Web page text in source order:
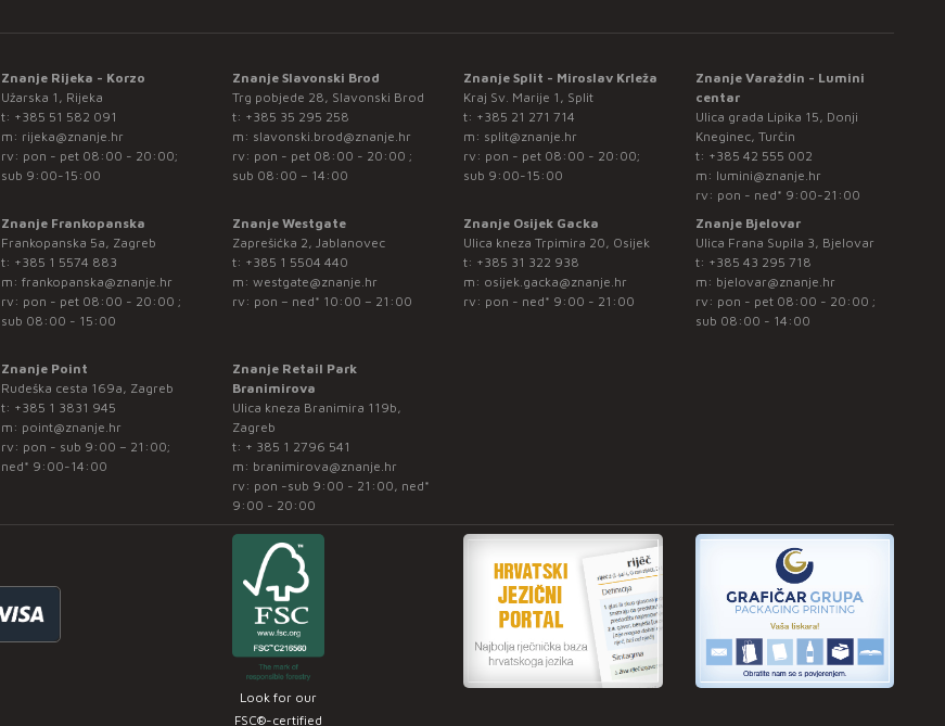
Znanje Rijeka - Korzo
Užarska 1, Rijeka
t: +385 51 582 091
m: rijeka@znanje.hr
rv: pon - pet 08:00 - 20:00;
sub 9:00-15:00
Znanje Slavonski Brod
Trg pobjede 28, Slavonski Brod
t: +385 35 295 258
m: slavonski.brod@znanje.hr
rv: pon - pet 08:00 - 20:00 ;
sub 08:00 – 14:00
Znanje Split - Miroslav Krleža
Kraj Sv. Marije 1, Split
t: +385 21 271 714
m: split@znanje.hr
rv: pon - pet 08:00 - 20:00;
sub 9:00-15:00
Znanje Varaždin - Lumini
centar
Ulica grada Lipika 15, Donji
Kneginec, Turčin
t: +385 42 555 002
m: lumini@znanje.hr
rv: pon - ned* 9:00-21:00
Znanje Frankopanska
Frankopanska 5a, Zagreb
t: +385 1 5574 883
m: frankopanska@znanje.hr
rv: pon - pet 08:00 - 20:00 ;
sub 08:00 - 15:00
Znanje Westgate
Zaprešićka 2, Jablanovec
t: +385 1 5504 440
m: westgate@znanje.hr
rv: pon – ned* 10:00 – 21:00
Znanje Osijek Gacka
Ulica kneza Trpimira 20, Osijek
t: +385 31 322 938
m: osijek.gacka@znanje.hr
rv: pon - ned* 9:00 - 21:00
Znanje Bjelovar
Ulica Frana Supila 3, Bjelovar
t: +385 43 295 718
m: bjelovar@znanje.hr
rv: pon - pet 08:00 - 20:00 ;
sub 08:00 - 14:00
Znanje Point
Rudeška cesta 169a, Zagreb
t: +385 1 3831 945
m: point@znanje.hr
rv: pon - sub 9:00 – 21:00;
ned* 9:00-14:00
Znanje Retail Park
Branimirova
Ulica kneza Branimira 119b,
Zagreb
t: + 385 1 2796 541
m: branimirova@znanje.hr
rv: pon -sub 9:00 - 21:00, ned*
9:00 - 20:00
Look for our
FSC®-certified